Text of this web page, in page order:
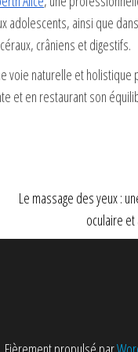
ainsi que
crâniens et digestifs.
voie naturelle et
et en restaurant son
Le massage des yeux :
oculaire